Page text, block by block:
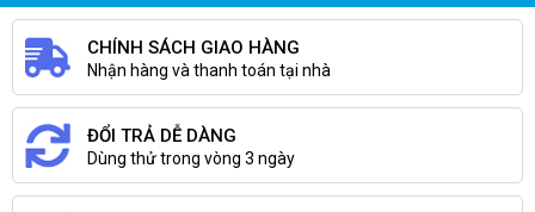
CHÍNH SÁCH GIAO HÀNG
Nhận hàng và thanh toán tại nhà
ĐỔI TRẢ DỄ DÀNG
Dùng thử trong vòng 3 ngày